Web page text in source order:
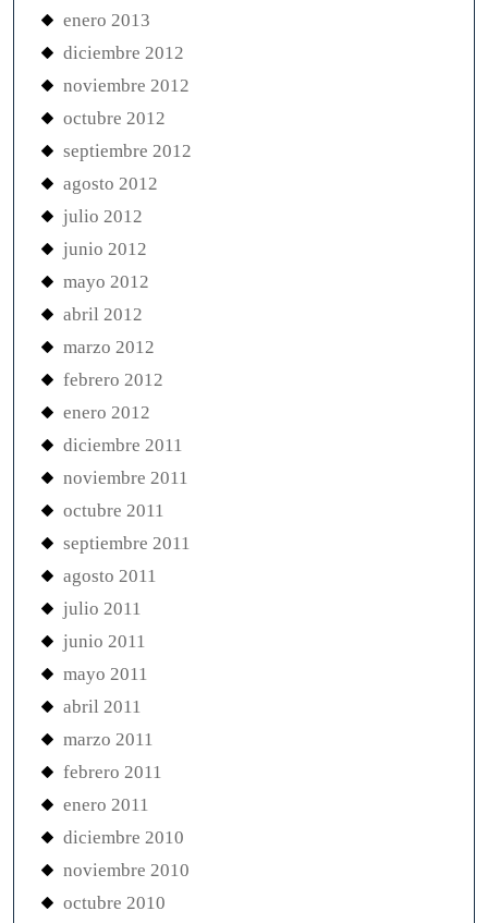
enero 2013
diciembre 2012
noviembre 2012
octubre 2012
septiembre 2012
agosto 2012
julio 2012
junio 2012
mayo 2012
abril 2012
marzo 2012
febrero 2012
enero 2012
diciembre 2011
noviembre 2011
octubre 2011
septiembre 2011
agosto 2011
julio 2011
junio 2011
mayo 2011
abril 2011
marzo 2011
febrero 2011
enero 2011
diciembre 2010
noviembre 2010
octubre 2010